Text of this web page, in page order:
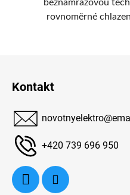
beznámrazovou
rovnoměrné
Kontakt
novotnyelektro@
+420 739 696 950